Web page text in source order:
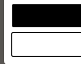
Jakub